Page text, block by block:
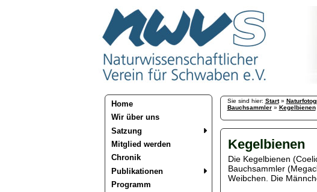
Home
Wir über uns
Satzung
Mitglied werden
Chronik
Publikationen
Programm
Sie sind hier: Start»
Bauchsammler» Kegelbienen
Kegelbienen
Die Kegelbienen
Bauchsammler
Weibchen. Die